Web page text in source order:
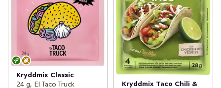
Kryddmix Classic
24 g, El Taco Truck
Kryddmix Taco Chili &